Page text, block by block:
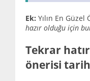
Ek: Yılın En
hazır olduğu için
Tekrar
önerisi